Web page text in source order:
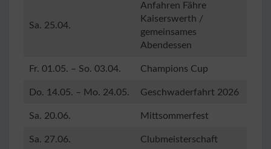
Sa. 25.04.
Anfahren Fähre
Kaiserswerth /
gemeinsames
Abendessen
Fr. 01.05. – So. 03.04. Champions Cup
Do. 14.05. – Mo. 24.05. Geschwaderfahrt 2026
Sa. 20.06. Mittsommerfest
Sa. 27.06. Clubmeisterschaft